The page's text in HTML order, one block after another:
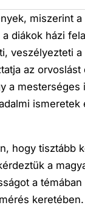
miszerint
diákok házi
veszélyezteti
az orvoslást
a mesterséges
ismeretek
hogy tisztább
a
a
keretében.